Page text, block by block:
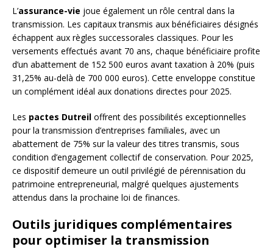
L’assurance-vie joue également un rôle central dans la
transmission. Les capitaux transmis aux bénéficiaires désignés
échappent aux règles successorales classiques. Pour les
versements effectués avant 70 ans, chaque bénéficiaire profite
d’un abattement de 152 500 euros avant taxation à 20% (puis
31,25% au-delà de 700 000 euros). Cette enveloppe constitue
un complément idéal aux donations directes pour 2025.
Les pactes Dutreil offrent des possibilités exceptionnelles
pour la transmission d’entreprises familiales, avec un
abattement de 75% sur la valeur des titres transmis, sous
condition d’engagement collectif de conservation. Pour 2025,
ce dispositif demeure un outil privilégié de pérennisation du
patrimoine entrepreneurial, malgré quelques ajustements
attendus dans la prochaine loi de finances.
Outils juridiques complémentaires
pour optimiser la transmission